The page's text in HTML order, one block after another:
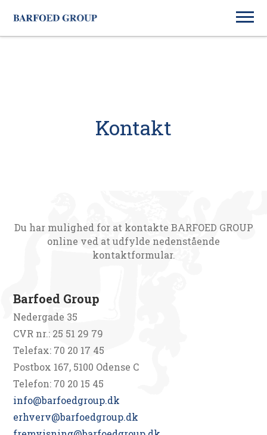
Kontakt
Du har mulighed for at kontakte BARFOED GROUP
online ved at udfylde nedenstående
kontaktformular.
Barfoed Group
Nedergade 35
CVR nr.: 25 51 29 79
Telefax: 70 20 17 45
Postbox 167, 5100 Odense C
Telefon: 70 20 15 45
info@barfoedgroup.dk
erhverv@barfoedgroup.dk